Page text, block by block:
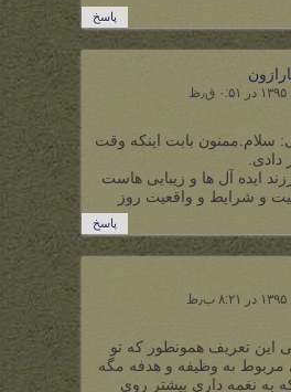
پاسخ
سلام.ممنون بابت اینکه وقت
ایده آل ها و زیبایی هاست
و شرایط و واقعیت روز
پاسخ
این تعریف همونطور که تو
مربوط به وظیفه و هدفه مگه
به نغمه داری بیشتر روی